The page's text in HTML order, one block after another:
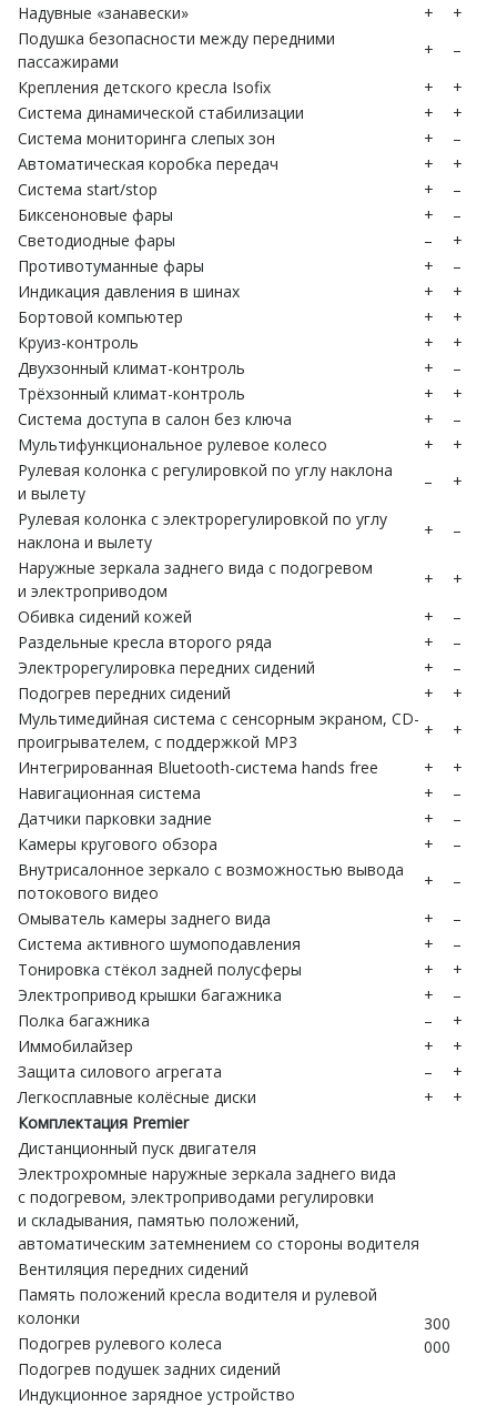
Надувные «занавески»
+
+
Подушка безопасности между передними
пассажирами
+
–
Крепления детского кресла Isofix
+
+
Система динамической стабилизации
+
+
Система мониторинга слепых зон
+
–
Автоматическая коробка передач
+
+
Система start/stop
+
–
Биксеноновые фары
+
–
Светодиодные фары
–
+
Противотуманные фары
+
–
Индикация давления в шинах
+
+
Бортовой компьютер
+
+
Круиз-контроль
+
+
Двухзонный климат-контроль
+
–
Трёхзонный климат-контроль
+
+
Система доступа в салон без ключа
+
–
Мультифункциональное рулевое колесо
+
+
Рулевая колонка с регулировкой по углу наклона
и вылету
–
+
Рулевая колонка с электрорегулировкой по углу
наклона и вылету
+
–
Наружные зеркала заднего вида с подогревом
и электроприводом
+
+
Обивка сидений кожей
+
–
Раздельные кресла второго ряда
+
–
Электрорегулировка передних сидений
+
–
Подогрев передних сидений
+
+
Мультимедийная система с сенсорным экраном, CD-
проигрывателем, с поддержкой MP3
+
+
Интегрированная Bluetooth-система hands free
+
+
Навигационная система
+
–
Датчики парковки задние
+
–
Камеры кругового обзора
+
–
Внутрисалонное зеркало с возможностью вывода
потокового видео
+
–
Омыватель камеры заднего вида
+
–
Система активного шумоподавления
+
–
Тонировка стёкол задней полусферы
+
+
Электропривод крышки багажника
+
–
Полка багажника
–
+
Иммобилайзер
+
+
Защита силового агрегата
–
+
Легкосплавные колёсные диски
+
+
Комплектация Premier
300
000
Дистанционный пуск двигателя
Электрохромные наружные зеркала заднего вида
с подогревом, электроприводами регулировки
и складывания, памятью положений,
автоматическим затемнением со стороны водителя
Вентиляция передних сидений
Память положений кресла водителя и рулевой
колонки
Подогрев рулевого колеса
Подогрев подушек задних сидений
Индукционное зарядное устройство